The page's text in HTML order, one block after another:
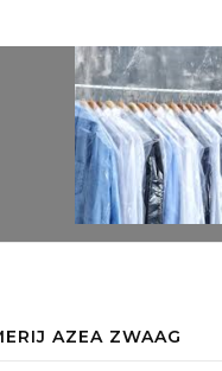
AZEA ZWAAG